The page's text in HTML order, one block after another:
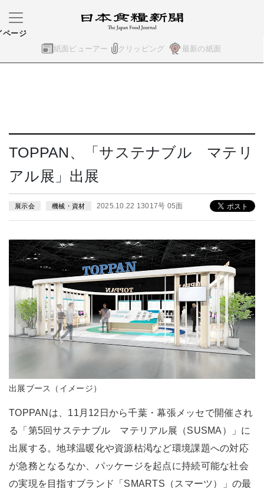
紙面ビューアー クリッピング 最新の紙面
ページ
TOPPAN、「サステナブル マテリ
アル展」出展
展示会 機械・資材 2025.10.22 13017号 05面
出展ブース（イメージ）
TOPPANは、11月12日から千葉・幕張メッセで開催され
る「第5回サステナブル マテリアル展（SUSMA）」に
出展する。地球温暖化や資源枯渇など環境課題への対応
が急務となるなか、パッケージを起点に持続可能な社会
の実現を目指すブランド「SMARTS（スマーツ）」の最